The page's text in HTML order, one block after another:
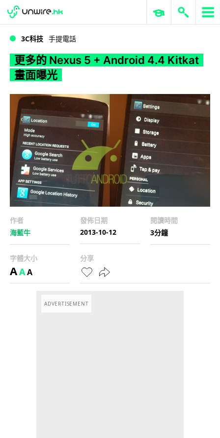
WWDC 2026 ERP 與商業 AI
3C科技 手提電話
更多的 Nexus 5 + Android 4.4 Kitkat
畫面曝光
作者
海藍牛
發佈日期
2013-10-12
閱讀時間
3分鐘
字體大小
AAA
分享
ADVERTISEMENT